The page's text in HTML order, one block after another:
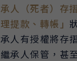
人（死者）存
提款、轉帳」
人有授權將存
承人保管，甚